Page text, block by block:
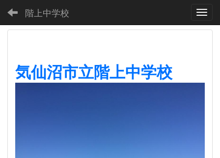
階上中学校
気仙沼市立階上中学校